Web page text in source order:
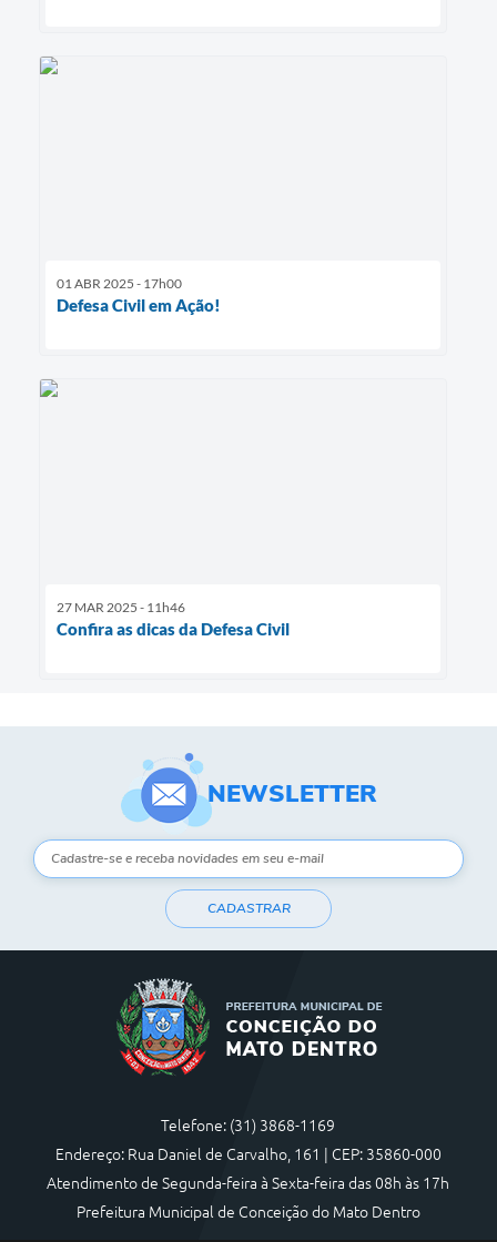
01 ABR 2025 - 17h00
Defesa Civil em Ação!
27 MAR 2025 - 11h46
Confira as dicas da Defesa Civil
NEWSLETTER
CADASTRAR
Telefone: (31) 3868-1169
Endereço: Rua Daniel de Carvalho, 161 | CEP: 35860-000
Atendimento de Segunda-feira à Sexta-feira das 08h às 17h
Prefeitura Municipal de Conceição do Mato Dentro